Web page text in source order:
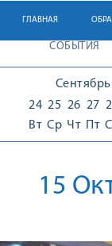
ГЛАВНАЯ
СОБЫТИЯ
Сентябрь
24
Вт
25
Ср
26
Чт
27
Пт
15